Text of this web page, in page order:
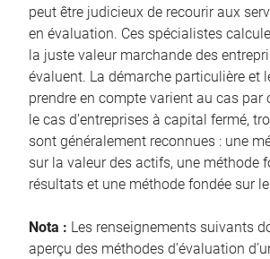
peut être judicieux de recourir aux
en évaluation. Ces spécialistes
la juste valeur marchande des
évaluent. La démarche particulière et
prendre en compte varient au cas par
le cas d’entreprises à capital fermé,
sont généralement reconnues : une
sur la valeur des actifs, une méthode
résultats et une méthode fondée sur
Nota : Les renseignements suivants
aperçu des méthodes d’évaluation